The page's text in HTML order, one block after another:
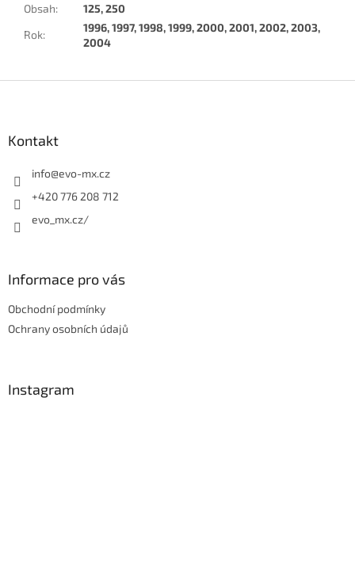
Obsah:
125, 250
Rok:
1996, 1997, 1998, 1999, 2000, 2001, 2002, 2003,
2004
Kontakt
info@evo-mx.cz
+420 776 208 712
evo_mx.cz/
Informace pro vás
Obchodní podmínky
Ochrany osobních údajů
Instagram